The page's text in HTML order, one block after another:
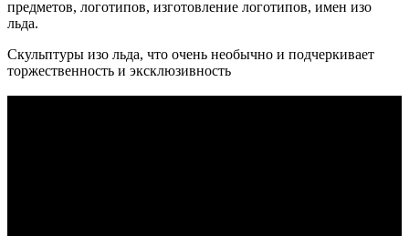
предметов, логотипов, изготовление логотипов, имен изо
льда.
Скульптуры изо льда, что очень необычно и подчеркивает
торжественность и эксклюзивность